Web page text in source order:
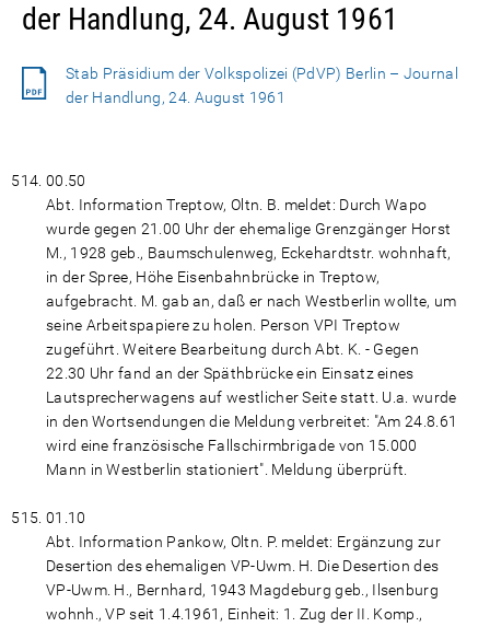
der Handlung, 24. August 1961
Stab Präsidium der Volkspolizei (PdVP) Berlin – Journal
der Handlung, 24. August 1961
00.50
Abt. Information Treptow, Oltn. B. meldet: Durch Wapo
wurde gegen 21.00 Uhr der ehemalige Grenzgänger Horst
M., 1928 geb., Baumschulenweg, Eckehardtstr. wohnhaft,
in der Spree, Höhe Eisenbahnbrücke in Treptow,
aufgebracht. M. gab an, daß er nach Westberlin wollte, um
seine Arbeitspapiere zu holen. Person VPI Treptow
zugeführt. Weitere Bearbeitung durch Abt. K. - Gegen
22.30 Uhr fand an der Späthbrücke ein Einsatz eines
Lautsprecherwagens auf westlicher Seite statt. U.a. wurde
in den Wortsendungen die Meldung verbreitet: "Am 24.8.61
wird eine französische Fallschirmbrigade von 15.000
Mann in Westberlin stationiert". Meldung überprüft.
01.10
Abt. Information Pankow, Oltn. P. meldet: Ergänzung zur
Desertion des ehemaligen VP-Uwm. H. Die Desertion des
VP-Uwm. H., Bernhard, 1943 Magdeburg geb., Ilsenburg
wohnh., VP seit 1.4.1961, Einheit: 1. Zug der II. Komp.,